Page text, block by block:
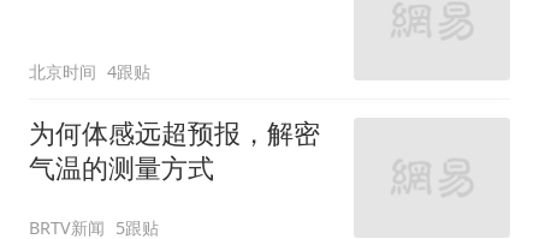
北京时间 4跟贴
为何体感远超预报，解密
气温的测量方式
BRTV新闻 5跟贴